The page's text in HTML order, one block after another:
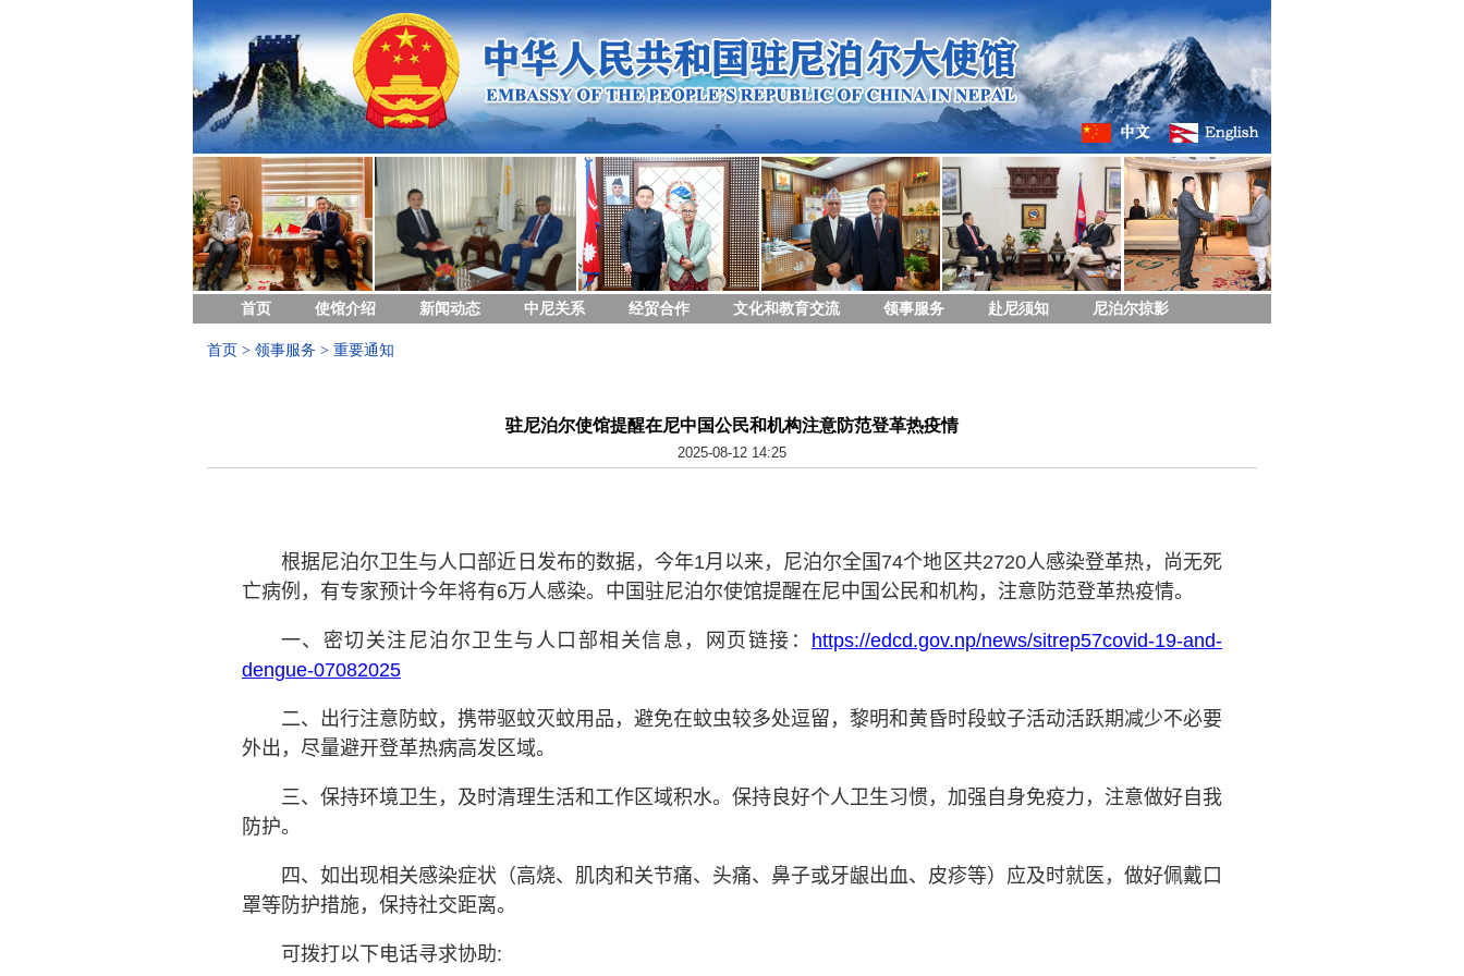
首页 使馆介绍 新闻动态 中尼关系 经贸合作 文化和教育交流 领事服务 赴尼须知 尼泊尔掠影
首页 > 领事服务 > 重要通知
驻尼泊尔使馆提醒在尼中国公民和机构注意防范登革热疫情
2025-08-12 14:25
根据尼泊尔卫生与人口部近日发布的数据，今年1月以来，尼泊尔全国 74个地区共2720人感染登革热， 尚无死
亡病例，有专家预计今年将有6万人感染。 中国驻尼泊尔使馆提醒在尼中国公民和机构， 注意 防范登革热疫情。
一、 密切关注尼泊尔卫生与人口部相关信息 ，网页链接 ： https://edcd.gov.np/news/sitrep57covid-19-and-
dengue-07082025
二、出行注意防蚊，携带驱蚊灭蚊用品，避免在蚊虫较多处逗留，黎明和黄昏时段蚊子活动活跃期减少不必要
外出，尽量避开登革热病高发区域。
三、保持环境卫生，及时清理生活和工作区域积水。保持良好个人卫生习惯，加强自身免疫力，注意做好自我
防护。
四 、如出现相关感染症状（高烧、肌肉和关节痛、头痛、鼻子或牙龈出血、皮疹等）应及时就医 ，做好佩戴口
罩等防护措施，保持社交距离。
可拨打以下电话寻求协助: